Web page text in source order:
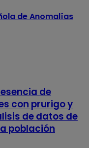
de Anomalías
de
con prurigo y
de datos de
población